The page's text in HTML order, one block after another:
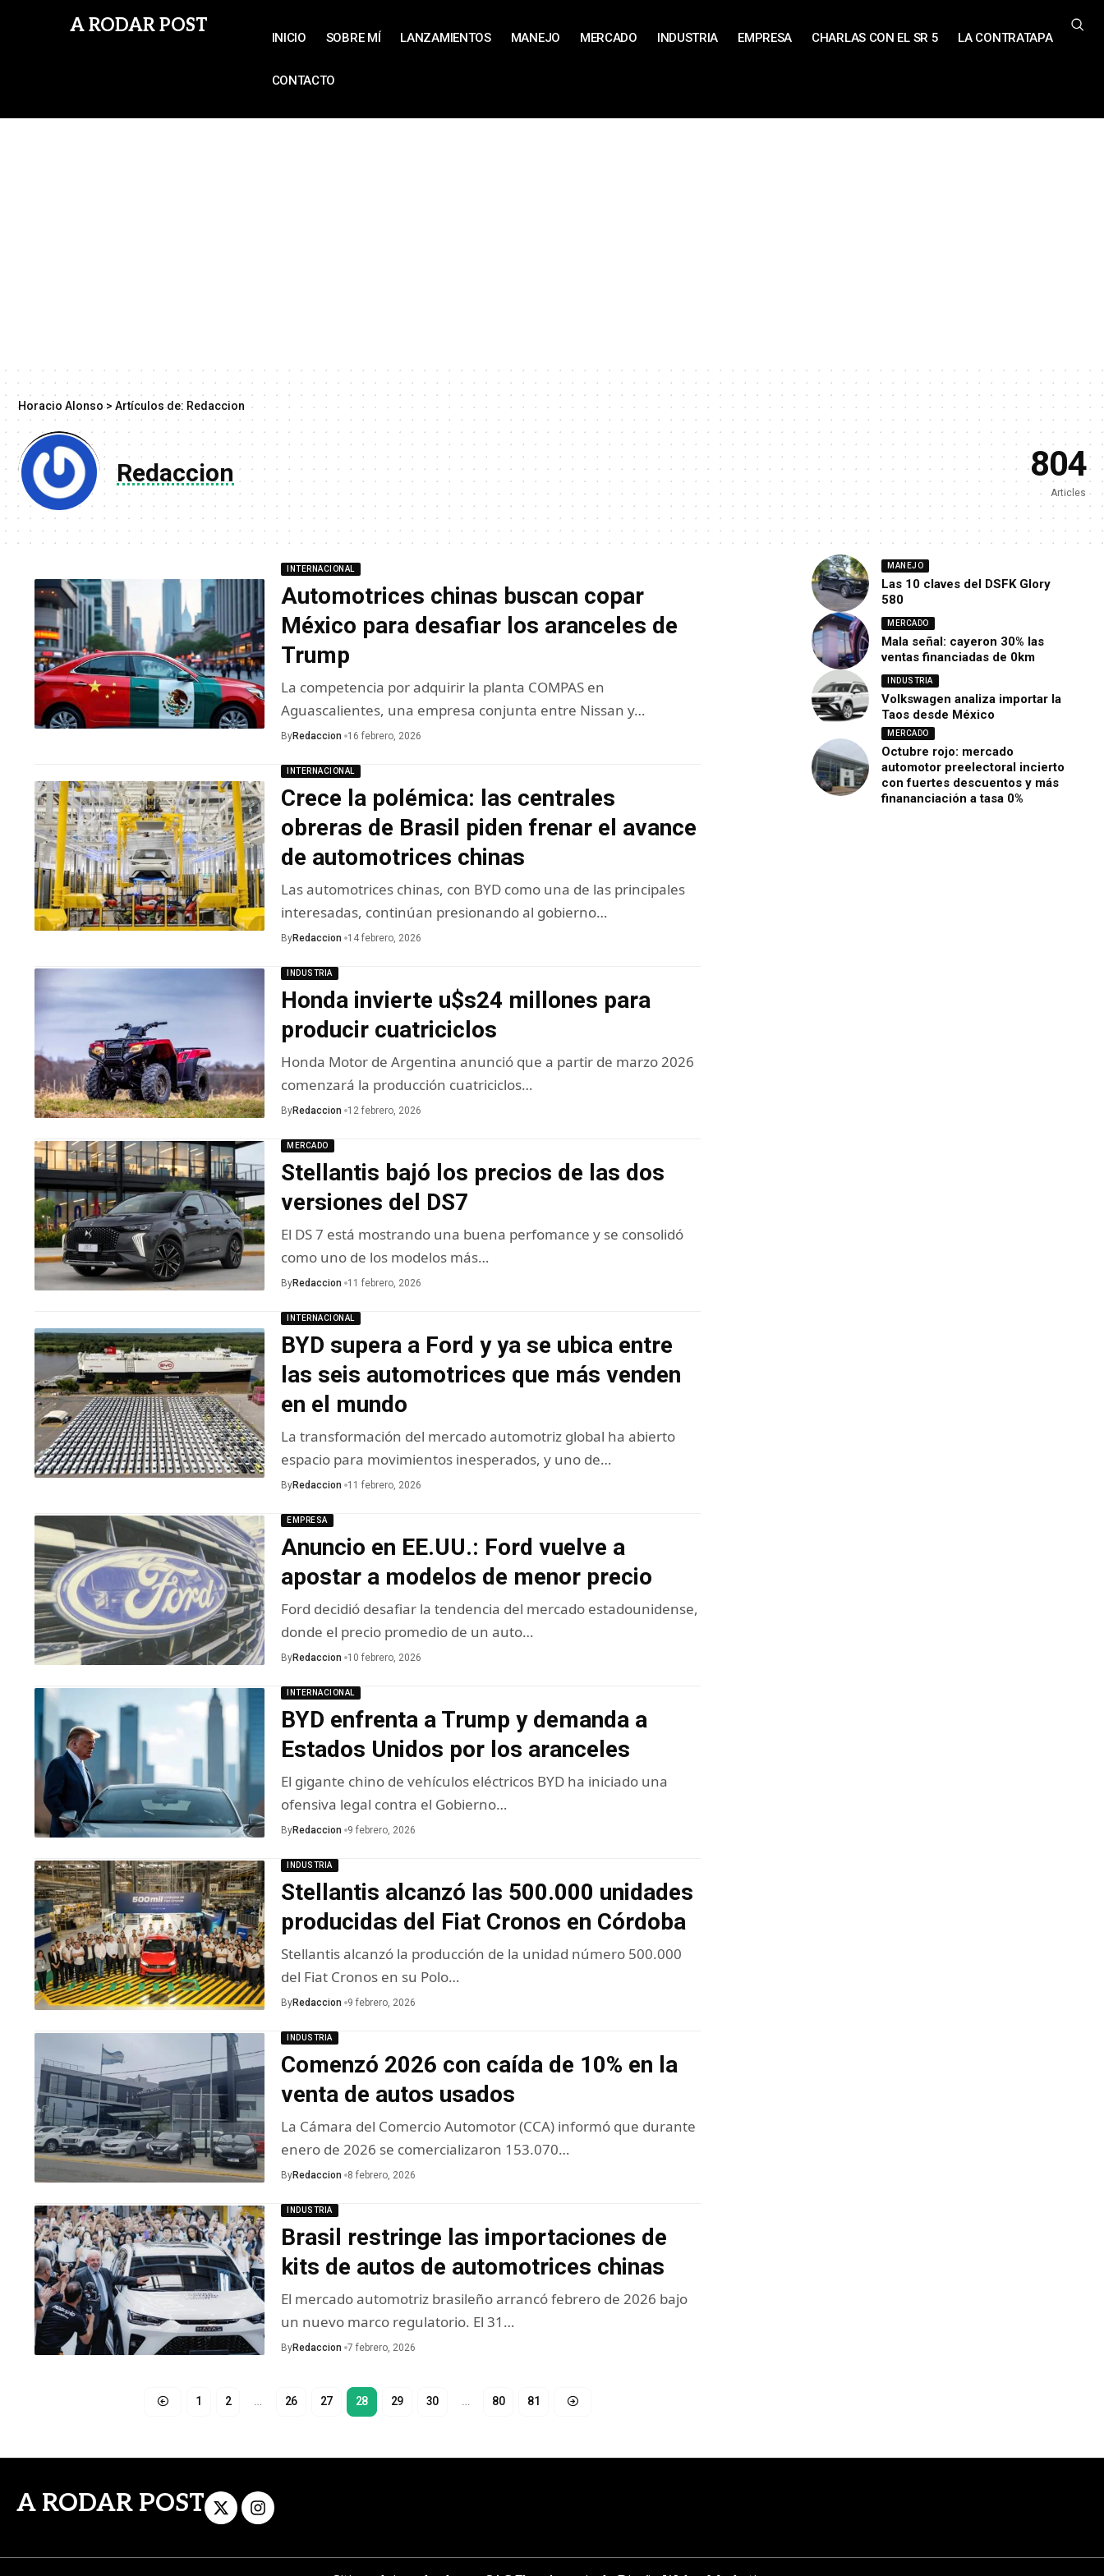
A RODAR POST
INICIO SOBRE MÍ LANZAMIENTOS MANEJO MERCADO INDUSTRIA EMPRESA CHARLAS CON EL SR 5 LA CONTRATAPA
CONTACTO
Horacio Alonso> Artículos de: Redaccion
Redaccion 804
Articles
INTERNACIONAL
Automotrices chinas buscan copar
México para desafiar los aranceles de
Trump
La competencia por adquirir la planta COMPAS en
Aguascalientes, una empresa conjunta entre Nissan y…
ByRedaccion 16 febrero, 2026
INTERNACIONAL
Crece la polémica: las centrales
obreras de Brasil piden frenar el avance
de automotrices chinas
Las automotrices chinas, con BYD como una de las principales
interesadas, continúan presionando al gobierno…
ByRedaccion 14 febrero, 2026
INDUSTRIA
Honda invierte u$s24 millones para
producir cuatriciclos
Honda Motor de Argentina anunció que a partir de marzo 2026
comenzará la producción cuatriciclos…
ByRedaccion 12 febrero, 2026
MERCADO
Stellantis bajó los precios de las dos
versiones del DS7
El DS 7 está mostrando una buena perfomance y se consolidó
como uno de los modelos más…
ByRedaccion 11 febrero, 2026
INTERNACIONAL
BYD supera a Ford y ya se ubica entre
las seis automotrices que más venden
en el mundo
La transformación del mercado automotriz global ha abierto
espacio para movimientos inesperados, y uno de…
ByRedaccion 11 febrero, 2026
EMPRESA
Anuncio en EE.UU.: Ford vuelve a
apostar a modelos de menor precio
Ford decidió desafiar la tendencia del mercado estadounidense,
donde el precio promedio de un auto…
ByRedaccion 10 febrero, 2026
INTERNACIONAL
BYD enfrenta a Trump y demanda a
Estados Unidos por los aranceles
El gigante chino de vehículos eléctricos BYD ha iniciado una
ofensiva legal contra el Gobierno…
ByRedaccion 9 febrero, 2026
INDUSTRIA
Stellantis alcanzó las 500.000 unidades
producidas del Fiat Cronos en Córdoba
Stellantis alcanzó la producción de la unidad número 500.000
del Fiat Cronos en su Polo…
ByRedaccion 9 febrero, 2026
INDUSTRIA
Comenzó 2026 con caída de 10% en la
venta de autos usados
La Cámara del Comercio Automotor (CCA) informó que durante
enero de 2026 se comercializaron 153.070…
ByRedaccion 8 febrero, 2026
INDUSTRIA
Brasil restringe las importaciones de
kits de autos de automotrices chinas
El mercado automotriz brasileño arrancó febrero de 2026 bajo
un nuevo marco regulatorio. El 31…
ByRedaccion 7 febrero, 2026
1 2 … 26 27 28 29 30 … 80 81
MANEJO
Las 10 claves del DSFK Glory
580
MERCADO
Mala señal: cayeron 30% las
ventas financiadas de 0km
INDUSTRIA
Volkswagen analiza importar la
Taos desde México
MERCADO
Octubre rojo: mercado
automotor preelectoral incierto
con fuertes descuentos y más
finananciación a tasa 0%
A RODAR POST